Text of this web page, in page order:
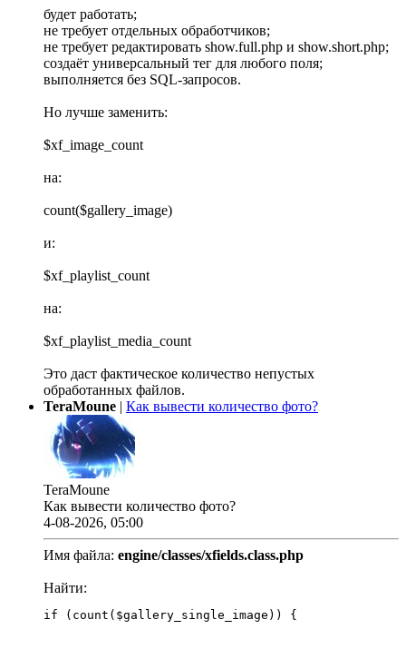
будет работать;
не требует отдельных обработчиков;
не требует редактировать show.full.php и show.short.php;
создаёт универсальный тег для любого поля;
выполняется без SQL-запросов.
Но лучше заменить:
$xf_image_count
на:
count($gallery_image)
и:
$xf_playlist_count
на:
$xf_playlist_media_count
Это даст фактическое количество непустых
обработанных файлов.
TeraMoune | Как вывести количество фото?
TeraMoune
Как вывести количество фото?
4-08-2026, 05:00
Имя файла: engine/classes/xfields.class.php
Найти:
if (count($gallery_single_image)) {